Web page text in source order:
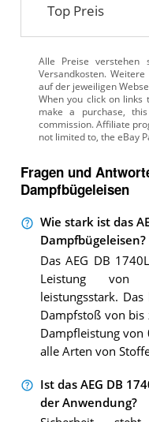
Top Preis
Alle Preise verstehen
Versandkosten.
auf der jeweiligen
Fragen und
Dampfbügeleisen
Wie stark ist das
Dampfbügeleisen?
Das AEG DB
Leistung von
leistungsstark.
Dampfstoß von
Dampfleistung
alle Arten von
Ist das AEG DB
der Anwendung?